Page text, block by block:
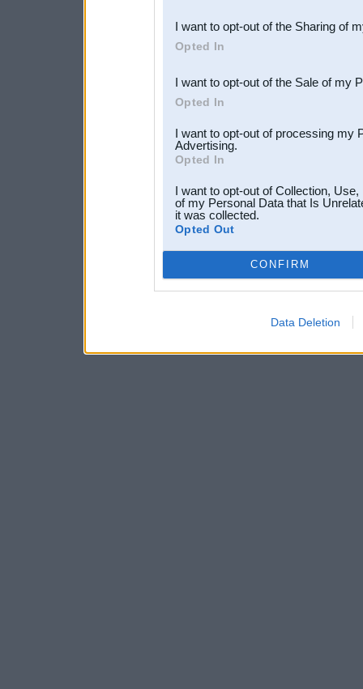
Downstream Participants
third parties.
I want to opt-out of the Sharing of
Opted In
I want to opt-out of the Sale of my
Opted In
I want to opt-out of processing my
Advertising.
Opted In
I want to opt-out of Collection,
of my Personal Data that Is
it was collected.
Opted Out
CONFIRM
Data Deletion